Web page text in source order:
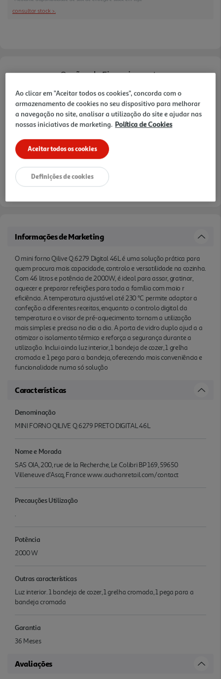
a otimizar o isolamento térmico e reforça a
consultar stock >.
Opções de Financiamento
Pague com o seu
Cartão Oney Auchan
saiba mais >
3 meses sem juros
1º mês: Seguintes:
Informações de Marketing
O mini forno Qilive Q.6279 Digital 46L é uma solução prática para
quem procura mais capacidade, controlo e versatilidade na cozinha.
Com 46 litros e potência de 2000W, é ideal para assar, gratinar,
aquecer e preparar refeições para toda a família com maio r
eficiência. A temperatura ajustável até 230 °C permite adaptar a
confeção a diferentes receitas, enquanto o controlo digital da
temperatura e o visor de pré-aquecimento tornam a utilização
mais simples e precisa no dia a dia. A porta de vidro duplo ajud a a
otimizar o isolamento térmico e reforça a segurança durante a
utilização. Inclui ainda luz interior, 1 bandeja de cozer, 1 grelha
cromada e 1 pega para a bandeja, oferecendo mais conveniência e
funcionalidade numa só solução
Características
Denominação
MINI FORNO QILIVE Q.6279 PRETO DIGITAL 46L
Nome e Morada
SAS OIA, 200, rue de la Recherche, Le Colibri BP 169, 59650
Villeneuve d'Ascq, France www.auchanretail.com/contact
Precauções Utilização
.
Potência
2000 W
Outras características
Luz interior. 1 bandeja de cozer, 1 grelha cromada, 1 pega para a
bandeja cromada
Garantia
36 Meses
Avaliações
Ao clicar em "Aceitar todos os cookies", concorda com o
armazenamento de cookies no seu dispositivo para melhorar
a navegação no site, analisar a utilização do site e ajudar nas
nossas iniciativas de marketing. Política de Cookies
Aceitar todos os cookies
Definições de cookies